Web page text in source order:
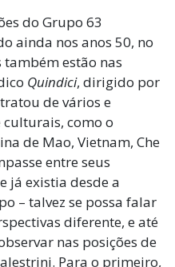
do Grupo 63
ainda nos anos 50, no
estão nas
Quindici, dirigido por
de vários e
como o
de Mao, Vietnam, Che
entre seus
já existia desde a
– talvez se possa falar
diferente, e até
nas posições de
Para o primeiro,